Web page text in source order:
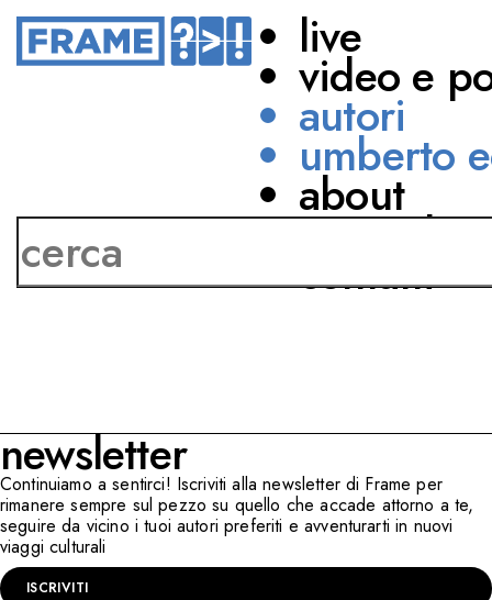
live
video e
autori
umberto
about
network
contatti
Elena Casetta
newsletter
Continuiamo a sentirci! Iscriviti alla newsletter di Frame per
rimanere sempre sul pezzo su quello che accade attorno a te,
seguire da vicino i tuoi autori preferiti e avventurarti in nuovi
viaggi culturali
ISCRIVITI